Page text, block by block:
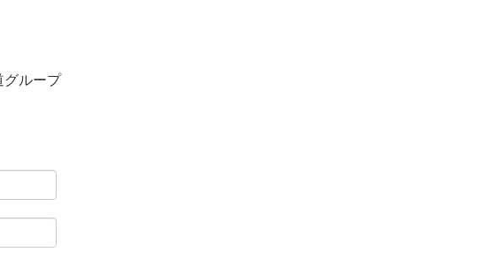
ループ